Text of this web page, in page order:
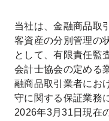
当社は、金融商品取
客資産の分別管理の
として、有限責任監
会計士協会の定める
融商品取引業者にお
守に関する保証業務
2026年3月31日現在